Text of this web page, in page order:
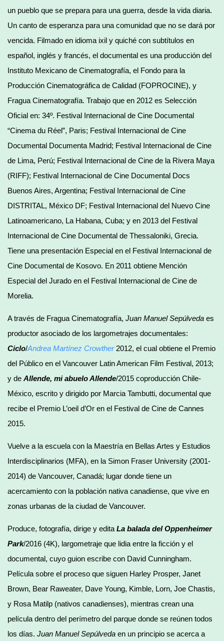
un pueblo que se prepara para una guerra, desde la vida diaria.
Un canto de esperanza para una comunidad que no se dará por
vencida. Filmado en idioma ixil y quiché con subtítulos en
español, inglés y francés, el documental es una producción del
Instituto Mexicano de Cinematografía, el Fondo para la
Producción Cinematográfica de Calidad (FOPROCINE), y
Fragua Cinematografía. Trabajo que en 2012 es Selección
Oficial en: 34º. Festival Internacional de Cine Documental
“Cinema du Réel”, Paris; Festival Internacional de Cine
Documental Documenta Madrid; Festival Internacional de Cine
de Lima, Perú; Festival Internacional de Cine de la Rivera Maya
(RIFF); Festival Internacional de Cine Documental Docs
Buenos Aires, Argentina; Festival Internacional de Cine
DISTRITAL, México DF; Festival Internacional del Nuevo Cine
Latinoamericano, La Habana, Cuba; y en 2013 del Festival
Internacional de Cine Documental de Thessaloniki, Grecia.
Tiene una presentación Especial en el Festival Internacional de
Cine Documental de Kosovo. En 2011 obtiene Mención
Especial del Jurado en el Festival Internacional de Cine de
Morelia.
A través de Fragua Cinematografía, Juan Manuel Sepúlveda es
productor asociado de los largometrajes documentales:
Ciclo/Andrea Martínez Crowther2012, el cual obtiene el Premio
del Público en el Vancouver Latin American Film Festival, 2013;
y de Allende, mi abuelo Allende/2015 coproducción Chile-
México, escrito y dirigido por Marcia Tambutti, documental que
recibe el Premio L’oeil d’Or en el Festival de Cine de Cannes
2015.
Vuelve a la escuela con la Maestría en Bellas Artes y Estudios
Interdisciplinarios (MFA), en la Simon Fraser University (2001-
2014) de Vancouver, Canadá; lugar donde tiene un
acercamiento con la población nativa canadiense, que vive en
zonas urbanas de la ciudad de Vancouver.
Produce, fotografía, dirige y edita La balada del Oppenheimer
Park/2016 (4K), largometraje que lidia entre la ficción y el
documental, cuyo guion escribe con David Cunningham.
Película sobre el proceso que siguen Harley Prosper, Janet
Brown, Bear Raweater, Dave Young, Kimble, Lorn, Joe Chastis,
y Rosa Matilp (nativos canadienses), mientras crean una
película dentro del perímetro del parque donde se reúnen todos
los días. Juan Manuel Sepúlveda en un principio se acerca a